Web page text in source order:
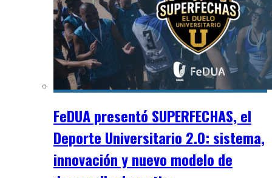
FeDUA presentó SUPERFECHAS, el
Deporte Universitario 2.0: sistema,
innovación y nuevo modelo de